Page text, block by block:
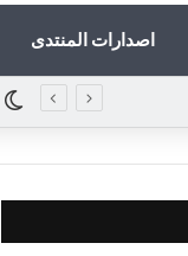
اصدارات المنتدى